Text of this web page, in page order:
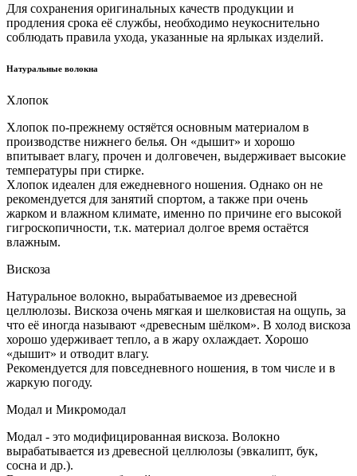
Для сохранения оригинальных качеств продукции и
продления срока её службы, необходимо неукоснительно
соблюдать правила ухода, указанные на ярлыках изделий.
Натуральные волокна
Хлопок
Хлопок по-прежнему остяётся основным материалом в
производстве нижнего белья. Он «дышит» и хорошо
впитывает влагу, прочен и долговечен, выдерживает высокие
температуры при стирке.
Хлопок идеален для ежедневного ношения. Однако он не
рекомендуется для занятий спортом, а также при очень
жарком и влажном климате, именно по причине его высокой
гигроскопичности, т.к. материал долгое время остаётся
влажным.
Вискоза
Натуральное волокно, вырабатываемое из древесной
целлюлозы. Вискоза очень мягкая и шелковистая на ощупь, за
что её иногда называют «древесным шёлком». В холод вискоза
хорошо удерживает тепло, а в жару охлаждает. Хорошо
«дышит» и отводит влагу.
Рекомендуется для повседневного ношения, в том числе и в
жаркую погоду.
Модал и Микромодал
Модал - это модифицированная вискоза. Волокно
вырабатывается из древесной целлюлозы (эвкалипт, бук,
сосна и др.).